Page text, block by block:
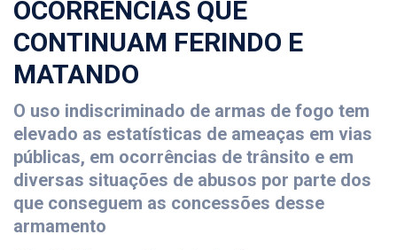
OCORRÊNCIAS QUE
CONTINUAM FERINDO E
MATANDO
O uso indiscriminado de armas de fogo tem
elevado as estatísticas de ameaças em vias
públicas, em ocorrências de trânsito e em
diversas situações de abusos por parte dos
que conseguem as concessões desse
armamento